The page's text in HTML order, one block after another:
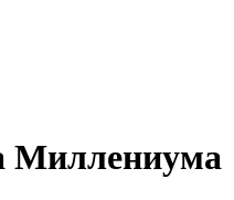
Миллениума